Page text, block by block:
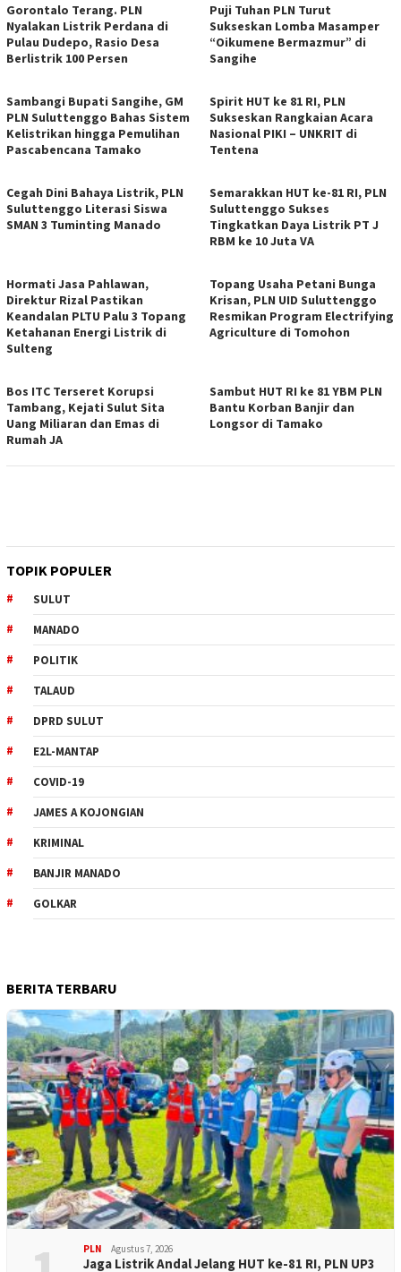
Gorontalo Terang. PLN
Nyalakan Listrik Perdana di
Pulau Dudepo, Rasio Desa
Berlistrik 100 Persen
Puji Tuhan PLN Turut
Sukseskan Lomba Masamper
“Oikumene Bermazmur” di
Sangihe
Sambangi Bupati Sangihe, GM
PLN Suluttenggo Bahas Sistem
Kelistrikan hingga Pemulihan
Pascabencana Tamako
Spirit HUT ke 81 RI, PLN
Sukseskan Rangkaian Acara
Nasional PIKI – UNKRIT di
Tentena
Cegah Dini Bahaya Listrik, PLN
Suluttenggo Literasi Siswa
SMAN 3 Tuminting Manado
Semarakkan HUT ke-81 RI, PLN
Suluttenggo Sukses
Tingkatkan Daya Listrik PT J
RBM ke 10 Juta VA
Hormati Jasa Pahlawan,
Direktur Rizal Pastikan
Keandalan PLTU Palu 3 Topang
Ketahanan Energi Listrik di
Sulteng
Topang Usaha Petani Bunga
Krisan, PLN UID Suluttenggo
Resmikan Program Electrifying
Agriculture di Tomohon
Bos ITC Terseret Korupsi
Tambang, Kejati Sulut Sita
Uang Miliaran dan Emas di
Rumah JA
Sambut HUT RI ke 81 YBM PLN
Bantu Korban Banjir dan
Longsor di Tamako
TOPIK POPULER
SULUT
MANADO
POLITIK
TALAUD
DPRD SULUT
E2L-MANTAP
COVID-19
JAMES A KOJONGIAN
KRIMINAL
BANJIR MANADO
GOLKAR
BERITA TERBARU
PLN Agustus 7, 2026
Jaga Listrik Andal Jelang HUT ke-81 RI, PLN UP3